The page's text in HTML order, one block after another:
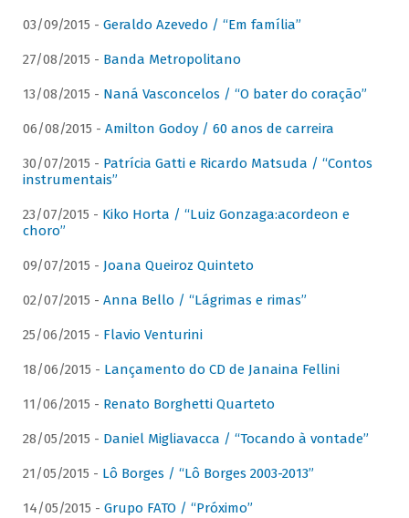
03/09/2015 - Geraldo Azevedo / “Em família”
27/08/2015 - Banda Metropolitano
13/08/2015 - Naná Vasconcelos / “O bater do coração”
06/08/2015 - Amilton Godoy / 60 anos de carreira
30/07/2015 - Patrícia Gatti e Ricardo Matsuda / “Contos
instrumentais”
23/07/2015 - Kiko Horta / “Luiz Gonzaga:acordeon e
choro”
09/07/2015 - Joana Queiroz Quinteto
02/07/2015 - Anna Bello / “Lágrimas e rimas”
25/06/2015 - Flavio Venturini
18/06/2015 - Lançamento do CD de Janaina Fellini
11/06/2015 - Renato Borghetti Quarteto
28/05/2015 - Daniel Migliavacca / “Tocando à vontade”
21/05/2015 - Lô Borges / “Lô Borges 2003-2013”
14/05/2015 - Grupo FATO / “Próximo”